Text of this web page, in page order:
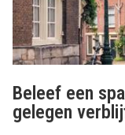
Beleef een
gelegen